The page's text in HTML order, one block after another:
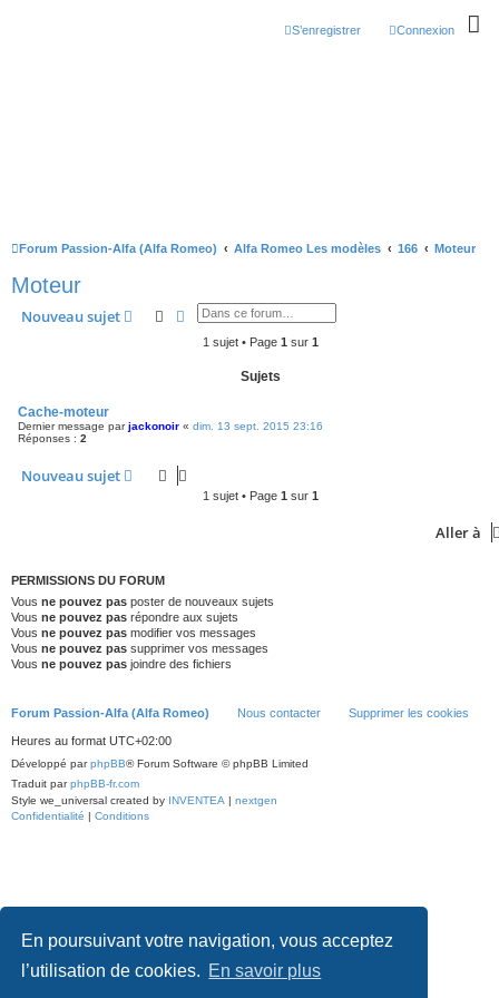
En poursuivant votre navigation, vous acceptez
l’utilisation de cookies. En savoir plus
Connexion
S’enregistrer
Forum Passion-Alfa (Alfa Romeo) Alfa Romeo Les modèles 166 Moteur
Moteur
Nouveau sujet Rechercher
Recherche avancée
1 sujet • Page 1 sur 1
Sujets
Cache-moteur
Dernier message parjackonoir « dim. 13 sept. 2015 23:16
Réponses : 2
Nouveau sujet
1 sujet • Page 1 sur 1
Aller à
PERMISSIONS DU FORUM
Vous ne pouvez pas poster de nouveaux sujets
Vous ne pouvez pas répondre aux sujets
Vous ne pouvez pas modifier vos messages
Vous ne pouvez pas supprimer vos messages
Vous ne pouvez pas joindre des fichiers
Forum Passion-Alfa (Alfa Romeo) Nous contacter Supprimer les cookies
Heures au format UTC+02:00
Développé parphpBB® Forum Software © phpBB Limited
Traduit parphpBB-fr.com
Style we_universal created by INVENTEA | nextgen
Confidentialité | Conditions